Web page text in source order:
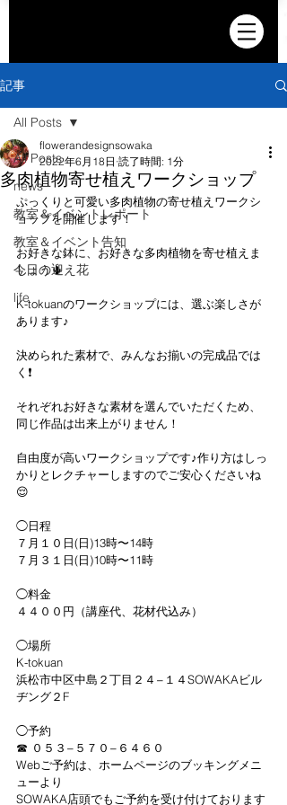
記事
All Posts
news
教室＆イベントレポート
教室＆イベント告知
今日の迎え花
life
All Posts
多肉植物寄せ植えワークショップ
flowerandesignsowaka
2022年6月18日 読了時間: 1分
ぷっくりと可愛い多肉植物の寄せ植えワークシ
ョップを開催します！
お好きな鉢に、お好きな多肉植物を寄せ植えま
しょう🌵
K-tokuanのワークショップには、選ぶ楽しさが
あります♪
決められた素材で、みんなお揃いの完成品では
く❗️
それぞれお好きな素材を選んでいただくため、
同じ作品は出来上がりません！
自由度が高いワークショップです♪作り方はしっ
かりとレクチャーしますのでご安心くださいね
😌
◯日程
７月１０日(日)13時〜14時
７月３１日(日)10時〜11時
◯料金
４４００円（講座代、花材代込み）
◯場所
K-tokuan
浜松市中区中島２丁目２４−１４SOWAKAビル
ヂング２F
◯予約
☎︎ ０５３−５７０−６４６０
Webご予約は、ホームページのブッキングメニ
ューより
SOWAKA店頭でもご予約を受け付けております